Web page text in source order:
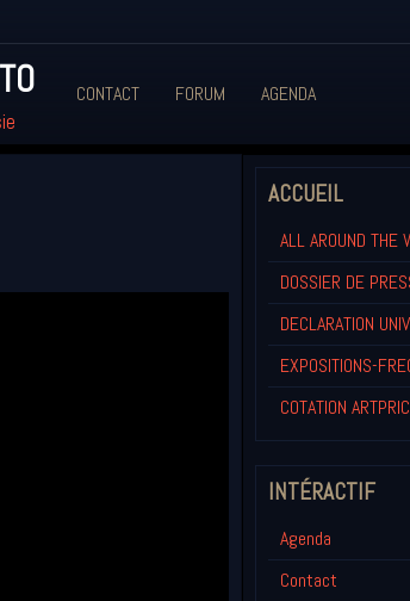
CONTACT FORUM AGENDA
ACCUEIL
ALL AROUND THE
DOSSIER DE
DECLARATION
EXPOSITIONS-
COTATION
INTÉRACTIF
Agenda
Contact